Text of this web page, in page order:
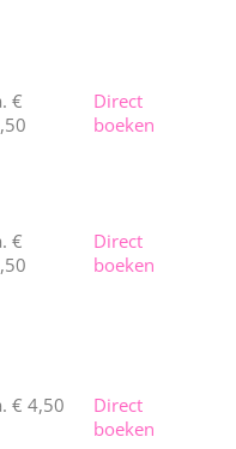
€
Direct
boeken
€
Direct
boeken
€ 4,50
Direct
boeken